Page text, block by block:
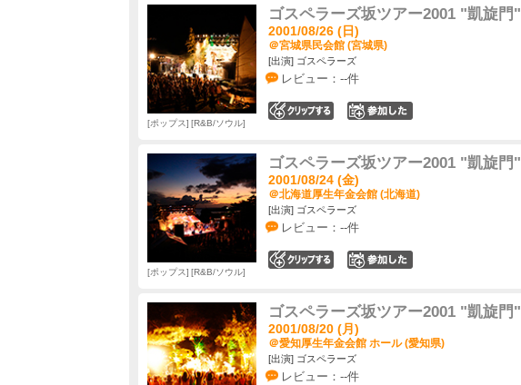
ゴスペラーズ坂ツアー2001 "凱旋門"
2001/08/26 (日)
＠宮城県民会館 (宮城県)
[出演] ゴスペラーズ
レビュー：--件
ポップス R&B/ソウル
ゴスペラーズ坂ツアー2001 "凱旋門"
2001/08/24 (金)
＠北海道厚生年金会館 (北海道)
[出演] ゴスペラーズ
レビュー：--件
ポップス R&B/ソウル
ゴスペラーズ坂ツアー2001 "凱旋門"
2001/08/20 (月)
＠愛知厚生年金会館 ホール (愛知県)
[出演] ゴスペラーズ
レビュー：--件